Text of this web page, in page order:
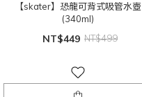
【skater】恐龍可背式吸管水壺
(340ml)
NT$449 NT$499